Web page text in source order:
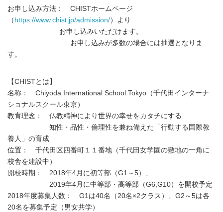
お申し込み方法： CHISTホームページ
（ https://www.chist.jp/admission/）より
お申し込みいただけます。
お申し込みが多数の場合には抽選となりま
す。
【CHISTとは】
名称： Chiyoda International School Tokyo（千代田インターナ
ショナルスクール東京）
教育理念： 仏教精神により世界の幸せをカタチにする
知性・品性・倫理性を兼ね備えた「行動する国際教
養人」の育成
位置： 千代田区四番町１１番地（千代田女学園の敷地の一角に
校舎を建設中）
開校時期： 2018年4月に初等部（G1～5）、
2019年4月に中等部・高等部（G6,G10）を開校予定
2018年度募集人数： G1は40名（20名×2クラス）、G2～5は各
20名を募集予定（男女共学）